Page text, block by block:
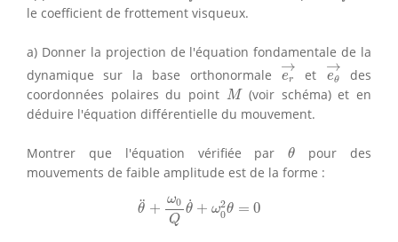
le coefficient de frottement visqueux.
a) Donner la projection de l'équation fondamentale de la
dynamique sur la base orthonormale →
er
er→
et →
eθ
eθ→
des
coordonnées polaires du point M
M(voir schéma) et en
déduire l'équation différentielle du mouvement.
Montrer que l'équation vérifiée parθ
θ pour des
mouvements de faible amplitude est de la forme :
¨
θ +
ω0
Q
˙
θ + ω2
0θ = 0
θ ω0 Q ω